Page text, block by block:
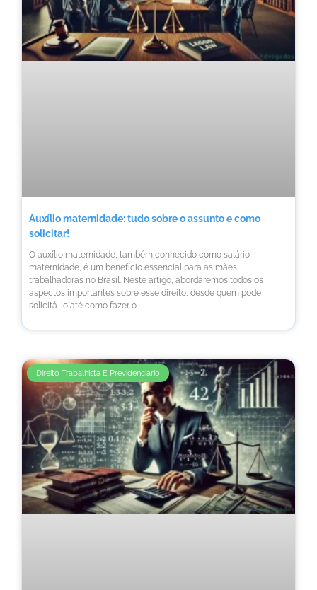
Auxílio maternidade: tudo sobre o assunto e como
solicitar!
O auxílio maternidade, também conhecido como salário-
maternidade, é um benefício essencial para as mães
trabalhadoras no Brasil. Neste artigo, abordaremos todos os
aspectos importantes sobre esse direito, desde quem pode
solicitá-lo até como fazer o
Direito Trabalhista E Previdenciário